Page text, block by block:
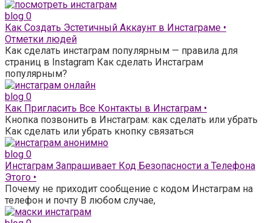
blog 0
Как Создать Эстетичный Аккаунт в Инстаграме •
Отметки людей
Как сделать инстаграм популярным — правила для
страниц в Instagram Как сделать Инстаграм
популярным?
blog 0
Как Пригласить Все Контакты в Инстаграм •
Кнопка позвонить в Инстаграм: как сделать или убрать
Как сделать или убрать кнопку связаться
blog 0
Инстаграм Запрашивает Код Безопасности а Телефона
Этого •
Почему не приходит сообщение с кодом Инстаграм на
телефон и почту В любом случае,